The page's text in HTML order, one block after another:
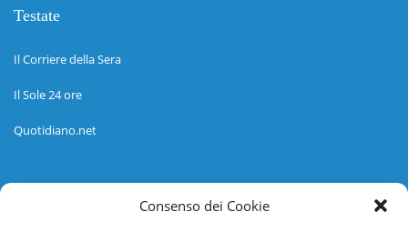
Consenso dei Cookie
Testate
Il Corriere della Sera
Il Sole 24 ore
Quotidiano.net
Informazioni